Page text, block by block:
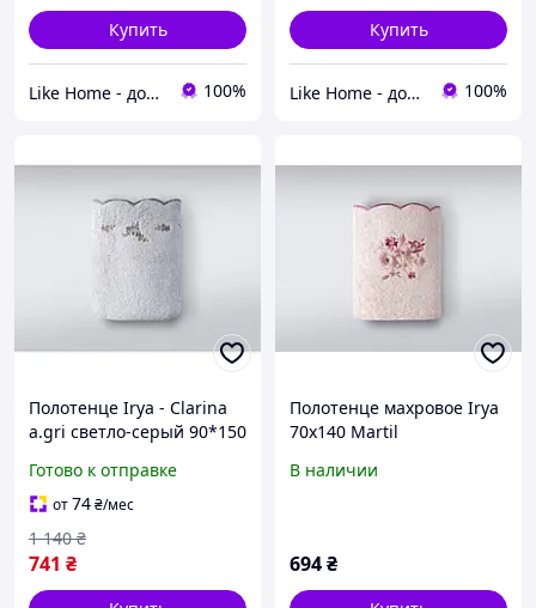
Купить
Like Home - домашний уют для всей семьи. Будьте как дома 🤗 100%
Купить
Like Home - домашний уют для всей семьи. Будьте как дома 🤗 100%
Полотенце Irya - Clarina
a.gri светло-серый 90*150
Готово к отправке
от74₴/мес
741 ₴
1 140 ₴
Полотенце махровое Irya
70х140 Martil
В наличии
694₴